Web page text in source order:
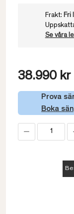
Frakt: Fri
Se våra
38.990 kr
Prova
Boka